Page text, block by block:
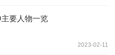
要人物一览
2023-02-11